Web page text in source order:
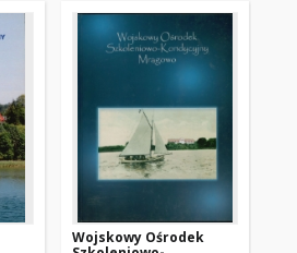
Wojskowy Ośrodek